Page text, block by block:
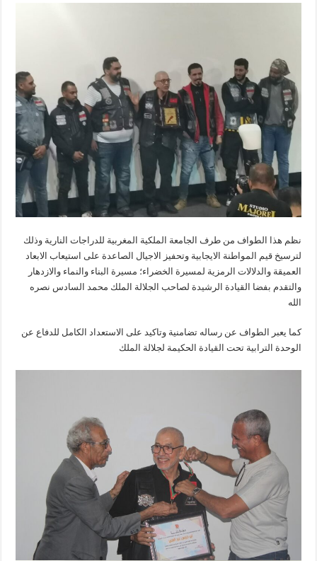
نظم هذا الطواف من طرف الجامعة الملكية المغربية للدراجات النارية وذلك
لترسيخ قيم المواطنة الايجابية وتحفيز الاجيال الصاعدة على استيعاب الابعاد
العميقة والدلالات الرمزية لمسيرة الخضراء؛ مسيرة البناء والنماء والازدهار
والتقدم بفضا القيادة الرشيدة لصاحب الجلالة الملك محمد السادس نصره
الله
كما يعبر الطواف عن رساله تضامنية وتاكيد على الاستعداد الكامل للدفاع عن
الوحدة الترابية تحت القيادة الحكيمة لجلالة الملك